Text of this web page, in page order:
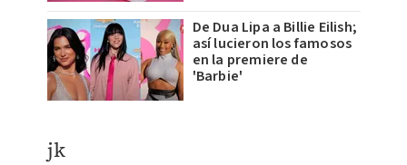
De Dua Lipa a Billie Eilish;
así lucieron los famosos
en la premiere de
'Barbie'
jk